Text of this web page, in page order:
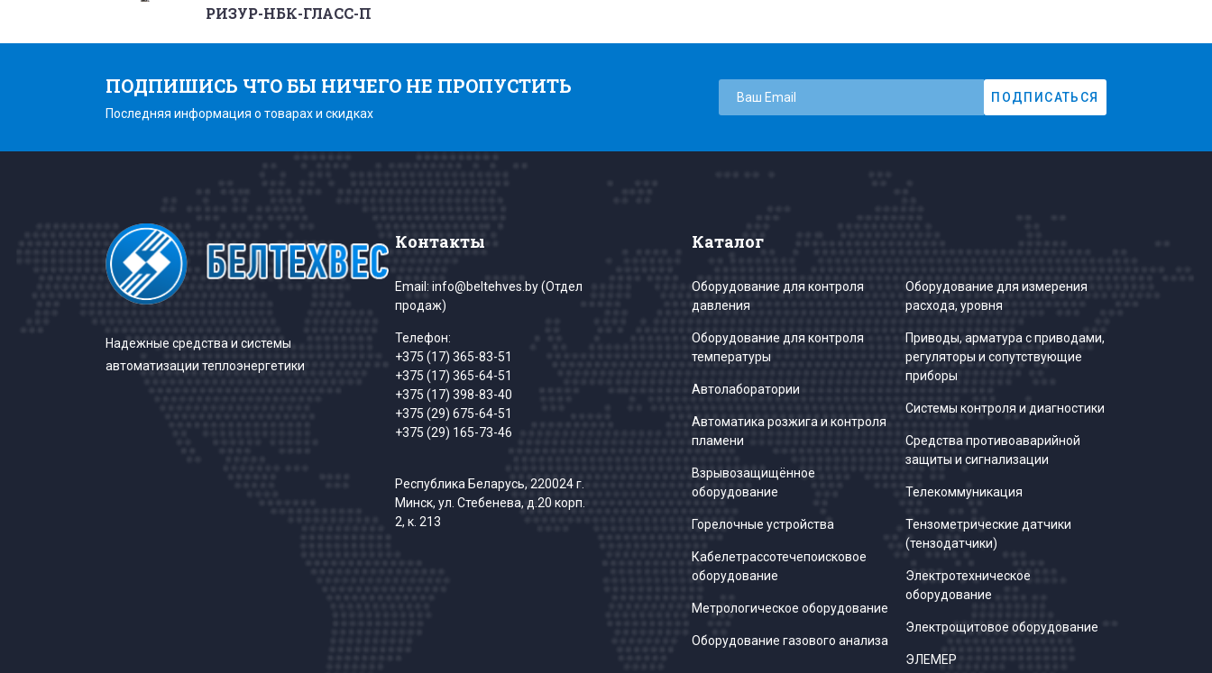
РИЗУР-НБК-ГЛАСС-П
ПОДПИШИСЬ ЧТО БЫ НИЧЕГО НЕ ПРОПУСТИТЬ
Последняя информация о товарах и скидках
Надежные средства и системы
автоматизации теплоэнергетики
Контакты
Email: info@beltehves.by(Отдел
продаж)
Телефон:
+375 (17) 365-83-51
+375 (17) 365-64-51
+375 (17) 398-83-40
+375 (29) 675-64-51
+375 (29) 165-73-46
Республика Беларусь, 220024 г.
Минск, ул. Стебенева, д.20 корп.
2, к. 213
Каталог
Оборудование для контроля
давления
Оборудование для контроля
температуры
Автолаборатории
Автоматика розжига и контроля
пламени
Взрывозащищённое
оборудование
Горелочные устройства
Кабелетрассотечепоисковое
оборудование
Метрологическое оборудование
Оборудование газового анализа
Оборудование для измерения
расхода, уровня
Приводы, арматура с приводами,
регуляторы и сопутствующие
приборы
Системы контроля и диагностики
Средства противоаварийной
защиты и сигнализации
Телекоммуникация
Тензометрические датчики
(тензодатчики)
Электротехническое
оборудование
Электрощитовое оборудование
ЭЛЕМЕР